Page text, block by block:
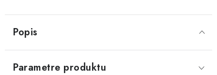
Popis
Parametre produktu